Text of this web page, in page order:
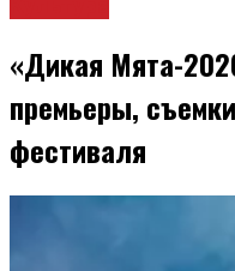
«Дикая Мята-
премьеры,
фестиваля